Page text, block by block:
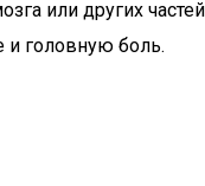
или других частей
и головную боль.